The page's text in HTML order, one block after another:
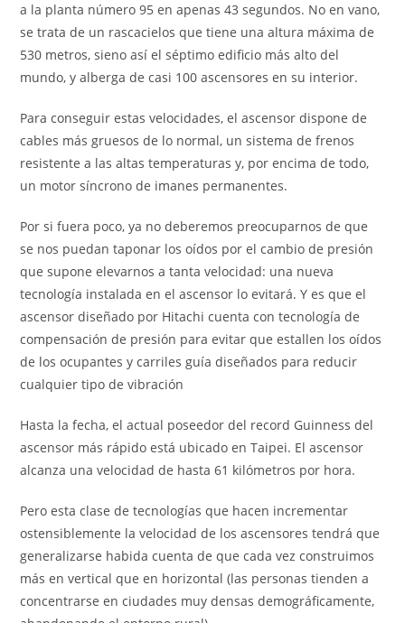
a la planta número 95 en apenas 43 segundos. No en vano,
se trata de un rascacielos que tiene una altura máxima de
530 metros, sieno así el séptimo edificio más alto del
mundo, y alberga de casi 100 ascensores en su interior.
Para conseguir estas velocidades, el ascensor dispone de
cables más gruesos de lo normal, un sistema de frenos
resistente a las altas temperaturas y, por encima de todo,
un motor síncrono de imanes permanentes.
Por si fuera poco, ya no deberemos preocuparnos de que
se nos puedan taponar los oídos por el cambio de presión
que supone elevarnos a tanta velocidad: una nueva
tecnología instalada en el ascensor lo evitará. Y es que el
ascensor diseñado por Hitachi cuenta con tecnología de
compensación de presión para evitar que estallen los oídos
de los ocupantes y carriles guía diseñados para reducir
cualquier tipo de vibración
Hasta la fecha, el actual poseedor del record Guinness del
ascensor más rápido está ubicado en Taipei. El ascensor
alcanza una velocidad de hasta 61 kilómetros por hora.
Pero esta clase de tecnologías que hacen incrementar
ostensiblemente la velocidad de los ascensores tendrá que
generalizarse habida cuenta de que cada vez construimos
más en vertical que en horizontal (las personas tienden a
concentrarse en ciudades muy densas demográficamente,